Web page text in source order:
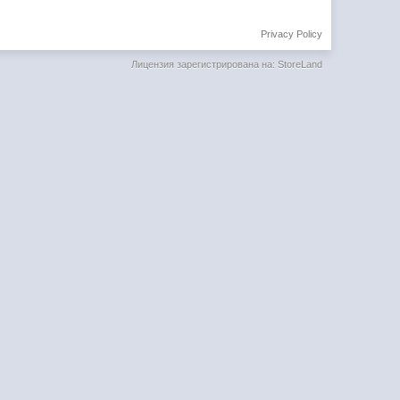
Privacy Policy
Лицензия зарегистрирована на: StoreLand